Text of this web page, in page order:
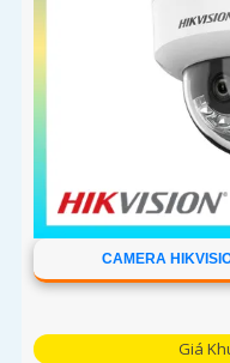
CAMERA
Giá